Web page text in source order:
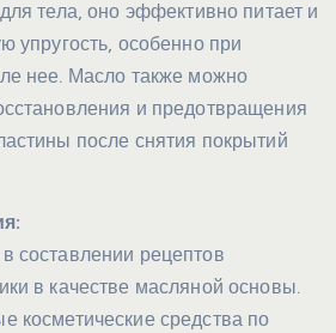
тела, оно эффективно питает и
упругость, особенно при
нее. Масло также можно
и предотвращения
после снятия покрытий
составлении рецептов
в качестве масляной основы.
косметические средства по